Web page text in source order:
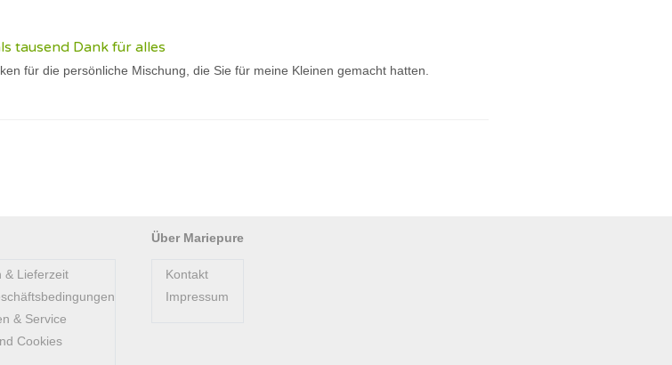
tausend Dank für alles
für die persönliche Mischung, die Sie für meine Kleinen gemacht hatten.
& Lieferzeit
& Service
Cookies
Über Mariepure
Kontakt
Impressum